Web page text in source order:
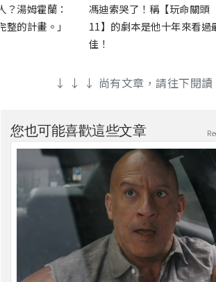
？湯姆霍蘭：
的計畫。」
馮迪索哭了！稱【玩命關頭
11】的劇本是他十年來看過
佳！
↓ ↓ ↓ 尚有文章，請往下閱
您也可能喜歡這些文章